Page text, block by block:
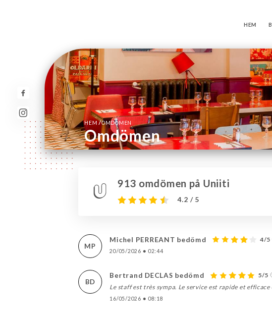
HEM
HEM/OMDÖMEN
Omdömen
913 omdömen på Uniiti
4.2 / 5
MP
Michel PERREANT bedömd 4/5
20/05/2026 • 02:44
BD
Bertrand DECLAS bedömd
5/5
Le staff est très sympa. Le service est rapide et
16/05/2026 • 08:18